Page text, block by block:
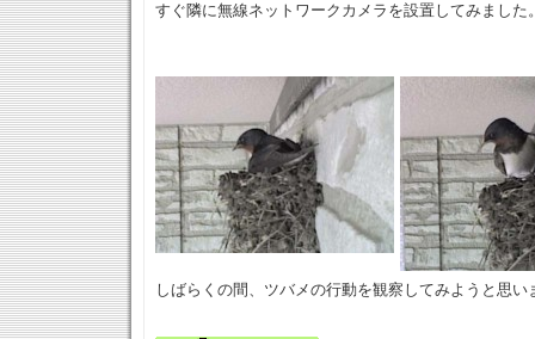
すぐ隣に無線ネットワークカメラを設置してみました
しばらくの間、ツバメの行動を観察してみようと思い